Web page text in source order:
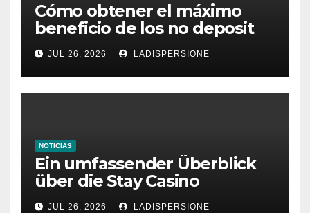
Cómo obtener el máximo
beneficio de los no deposit
bonus codes de roby casino
JUL 26, 2026 LADISPERSIONE
NOTICIAS
Ein umfassender Überblick
über die Stay Casino
Bonusbedingungen
JUL 26, 2026 LADISPERSIONE